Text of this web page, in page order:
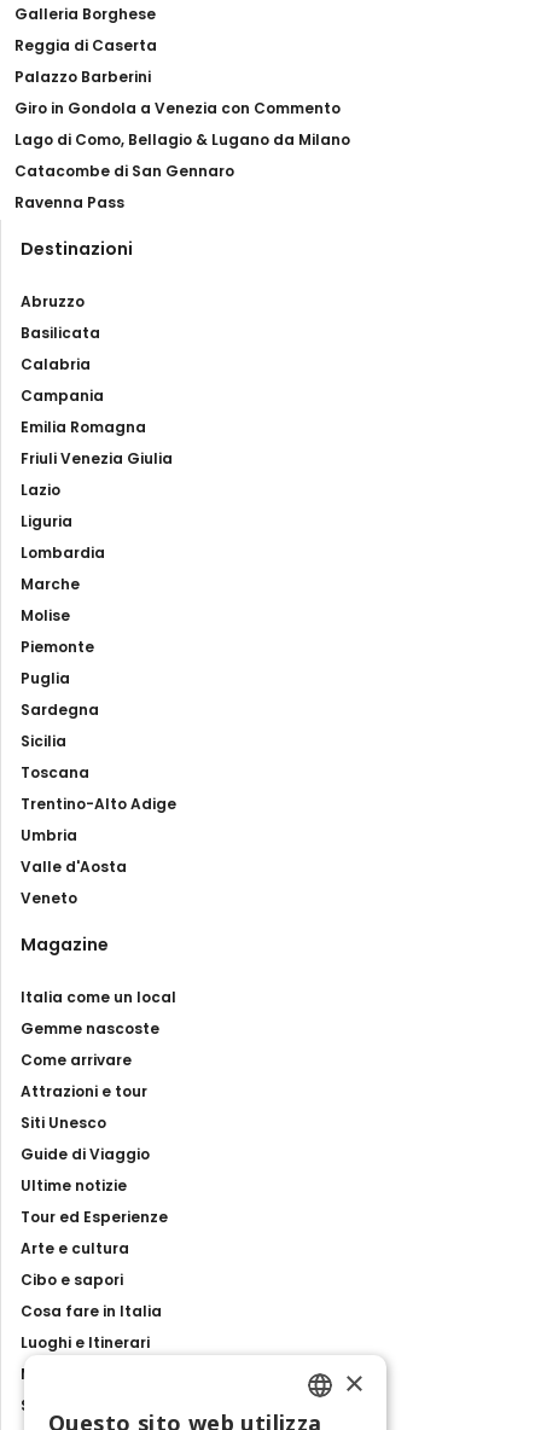
Galleria Borghese
Reggia di Caserta
Palazzo Barberini
Giro in Gondola a Venezia con Commento
Lago di Como, Bellagio & Lugano da Milano
Catacombe di San Gennaro
Ravenna Pass
Destinazioni
Abruzzo
Basilicata
Calabria
Campania
Emilia Romagna
Friuli Venezia Giulia
Lazio
Liguria
Lombardia
Marche
Molise
Piemonte
Puglia
Sardegna
Sicilia
Toscana
Trentino-Alto Adige
Umbria
Valle d'Aosta
Veneto
Magazine
Italia come un local
Gemme nascoste
Come arrivare
Attrazioni e tour
Siti Unesco
Guide di Viaggio
Ultime notizie
Tour ed Esperienze
Arte e cultura
Cibo e sapori
Cosa fare in Italia
Luoghi e Itinerari
Mostre, eventi e spettacoli
Storie e tradizioni
×
Questo sito web utilizza